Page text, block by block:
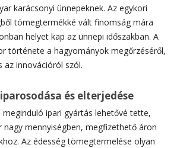
karácsonyi ünnepeknek. Az egykori
tömegtermékké vált finomság mára
helyet kap az ünnepi időszakban. A
története a hagyományok megőrzéséről,
az innovációról szól.
és elterjedése
meginduló ipari gyártás lehetővé tette,
nagy mennyiségben, megfizethető áron
Az édesség tömegtermelése olyan